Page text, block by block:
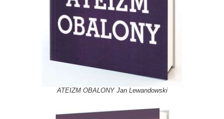
ATEIZM OBALONY Jan Lewandowski